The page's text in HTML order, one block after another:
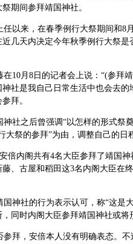
期间参拜靖国神社。
以来，在春季例行大祭期间和8
几天内决定今年秋季例行大祭
10月8日的记者会上说：“(参拜
社是我自己日常生活中也会去
拜。
社之后曾强调“以怎样的形式祭
大祭的参拜”为由，调整自己的日
倍内阁共有4名大臣参拜了靖国
、古屋和稻田这3名内阁大臣在
神社的行为表示认可，称“这是
同时内阁大臣参拜靖国神社或将
参拜，安倍本人没有明确表态。